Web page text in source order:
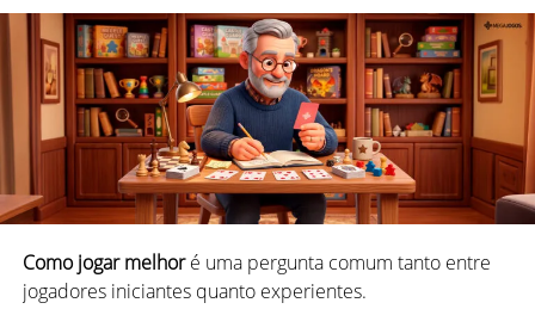
E não é só isso que muda. Dependendo da região, o
número de pedras usadas para jogar dominó também
varia.
Na versão europeia, por exemplo, existem sete peças a
mais do que na chinesa, totalizando 28 peças. Enquanto
os Inuit, da América do Norte, usam 148 peças.
Por outro lado, a pedra de maior numeração do nosso
dominó padrão é 6-6, conjuntos maiores com até 9-9 (58
Como jogar melhoré uma pergunta comum tanto entre
jogadores iniciantes quanto experientes.